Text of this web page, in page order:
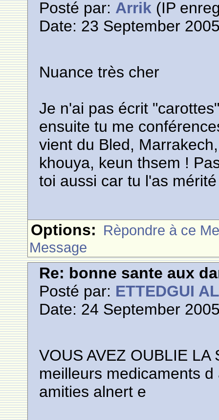
Posté par: Arrik (IP
Date: 23 September
Nuance très cher
Je n'ai pas écrit
ensuite tu me
vient du Bled,
khouya, keun thsem !
toi aussi car tu l'as
Options: Rèpondre à ce
Message
Re: bonne sante aux
Posté par: ETTEDGUI
Date: 24 September
VOUS AVEZ OUBLIE LA
meilleurs medicaments
amities alnert e